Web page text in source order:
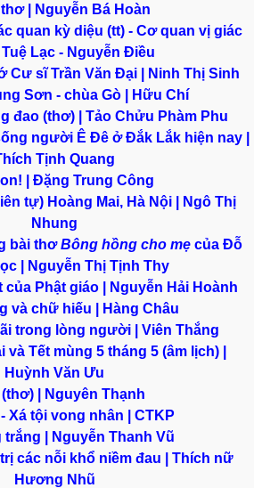
| Nguyễn Bá Hoàn
quan kỳ diệu (tt) - Cơ quan vị giác
Lạc - Nguyễn Điều
Cư sĩ Trần Văn Đại | Ninh Thị Sinh
Sơn - chùa Gò | Hữu Chí
đao (thơ) | Tảo Chửu Phàm Phu
người Ê Đê ở Đắk Lắk hiện nay |
Tịnh Quang
| Đặng Trung Công
tự) Hoàng Mai, Hà Nội | Ngô Thị
Nhung
bài thơBông hồng cho mẹ của Đỗ
| Nguyễn Thị Tịnh Thy
Phật giáo | Nguyễn Hải Hoành
và chữ hiếu | Hàng Châu
trong lòng người | Viên Thắng
Tết mùng 5 tháng 5 (âm lịch) |
Huỳnh Văn Ưu
(thơ) | Nguyên Thạnh
Xá tội vong nhân | CTKP
| Nguyễn Thanh Vũ
các nỗi khổ niềm đau | Thích nữ
Hương Nhũ